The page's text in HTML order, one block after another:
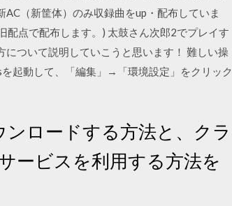
（新筐体）のみ収録曲をup・配布していま
点で配布します。) 太鼓さん次郎2でプレイす
ついて説明していこうと思います！ 難しい操
起動して、「編集」→「環境設定」をクリック
ロードする方法と、クラ
ービスを利用する方法を